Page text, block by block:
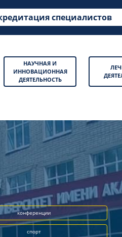
специалистов
НАУЧНАЯ И
ИННОВАЦИОННАЯ
ДЕЯТЕЛЬНОСТЬ
конференции
спорт